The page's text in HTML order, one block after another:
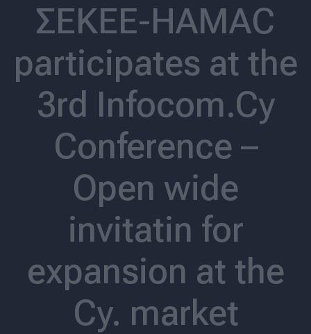
ΣΕΚΕΕ-HAMAC
participates at the
3rd Infocom.Cy
Conference –
Open wide
invitatin for
expansion at the
Cy. market